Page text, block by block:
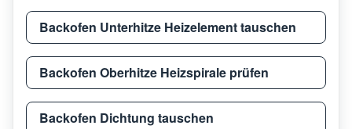
Neff
Neff
Neff
Backofen Unterhitze Heizelement tauschen
Backofen Oberhitze Heizspirale prüfen
Backofen Dichtung tauschen